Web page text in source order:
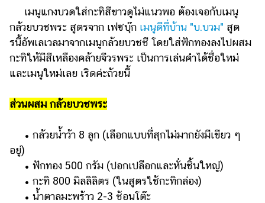
เมนูแกงบวดใส่กะทิสีขาวดูไม่แนวพอ ต้องเจอกับเมนู
กล้วยบวชพระ สูตรจาก เฟซบุ๊ก เมนูดีที่บ้าน "บ.บวม" สูต
รนี้อัพเลเวลมาจากเมนูกล้วยบวชชี โดยใส่ฟักทองลงไปผสม
กะทิให้มีสีเหลืองคล้ายจีวรพระ เป็นการเล่นคำได้ชื่อใหม่
และเมนูใหม่เลย เริดค่ะถ้วยนี้
ส่วนผสม กล้วยบวชพระ
• กล้วยน้ำว้า 8 ลูก (เลือกแบบที่สุกไม่มากยังมีเขียว ๆ
อยู่)
• ฟักทอง 500 กรัม (ปอกเปลือกและหั่นชิ้นใหญ่)
• กะทิ 800 มิลลิลิตร (ในสูตรใช้กะทิกล่อง)
• น้ำตาลมะพร้าว 2-3 ช้อนโต๊ะ